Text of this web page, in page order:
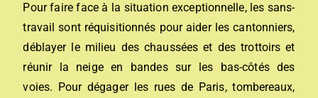
Pour faire face à la situation exceptionnelle, les sans-
travail sont réquisitionnés pour aider les cantonniers,
déblayer le milieu des chaussées et des trottoirs et
réunir la neige en bandes sur les bas-côtés des
voies. Pour dégager les rues de Paris, tombereaux,